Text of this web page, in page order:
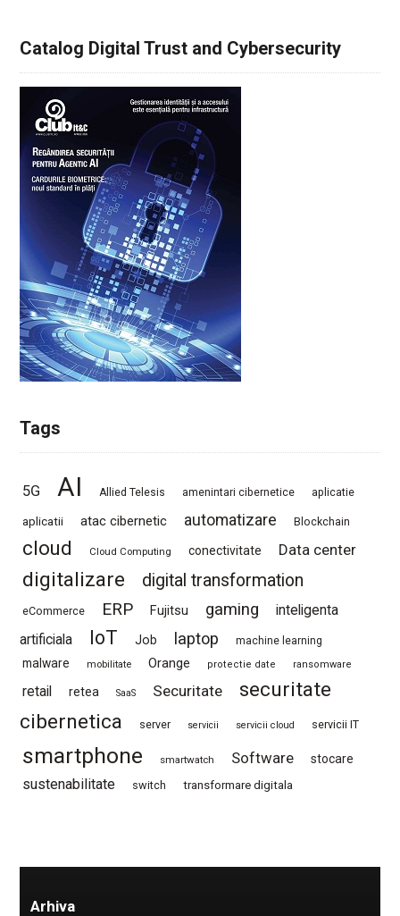
Catalog Digital Trust and Cybersecurity
Tags
5G AI Allied Telesis amenintari cibernetice aplicatie
aplicatii atac cibernetic automatizare Blockchain
cloud Cloud Computing conectivitate Data center
digitalizare digital transformation
eCommerce ERP Fujitsu gaming
inteligenta
artificiala
IoT Job laptop machine learning
malware mobilitate Orange protectie date ransomware
retail retea SaaS Securitate
securitate
cibernetica
server servicii servicii cloud servicii IT
smartphone smartwatch Software stocare
sustenabilitate switch transformare digitala
Arhiva